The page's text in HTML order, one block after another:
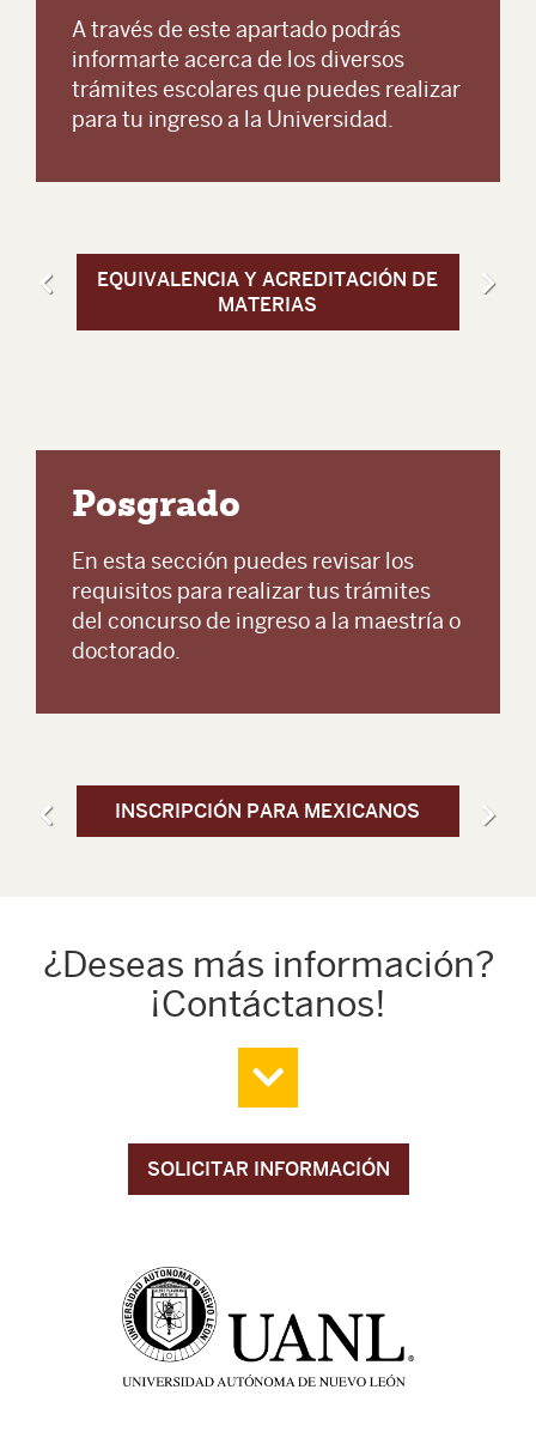
A través de este apartado podrás
informarte acerca de los diversos
trámites escolares que puedes realizar
para tu ingreso a la Universidad.
EQUIVALENCIA Y ACREDITACIÓN DE
MATERIAS
Posgrado
En esta sección puedes revisar los
requisitos para realizar tus trámites
del concurso de ingreso a la maestría o
doctorado.
INSCRIPCIÓN PARA MEXICANOS
¿Deseas más información?
¡Contáctanos!
SOLICITAR INFORMACIÓN